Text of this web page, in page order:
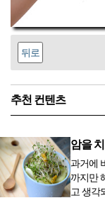
뒤로
추천 컨텐츠
암을
과거에
까지만
고 생각